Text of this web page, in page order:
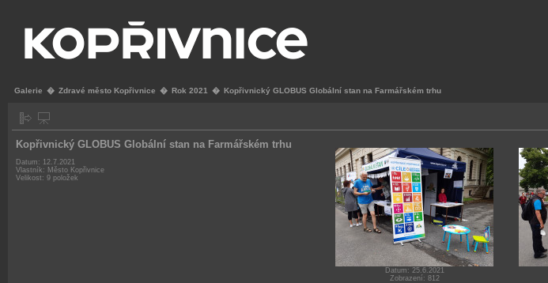
Galerie � Zdravé město Kopřivnice � Rok 2021 � Kopřivnický GLOBUS Globální stan na Farmářském trhu
Kopřivnický GLOBUS Globální stan na Farmářském trhu
Datum: 12.7.2021
Vlastník: Město Kopřivnice
Velikost: 9 položek
Datum: 25.6.2021
Zobrazení: 812